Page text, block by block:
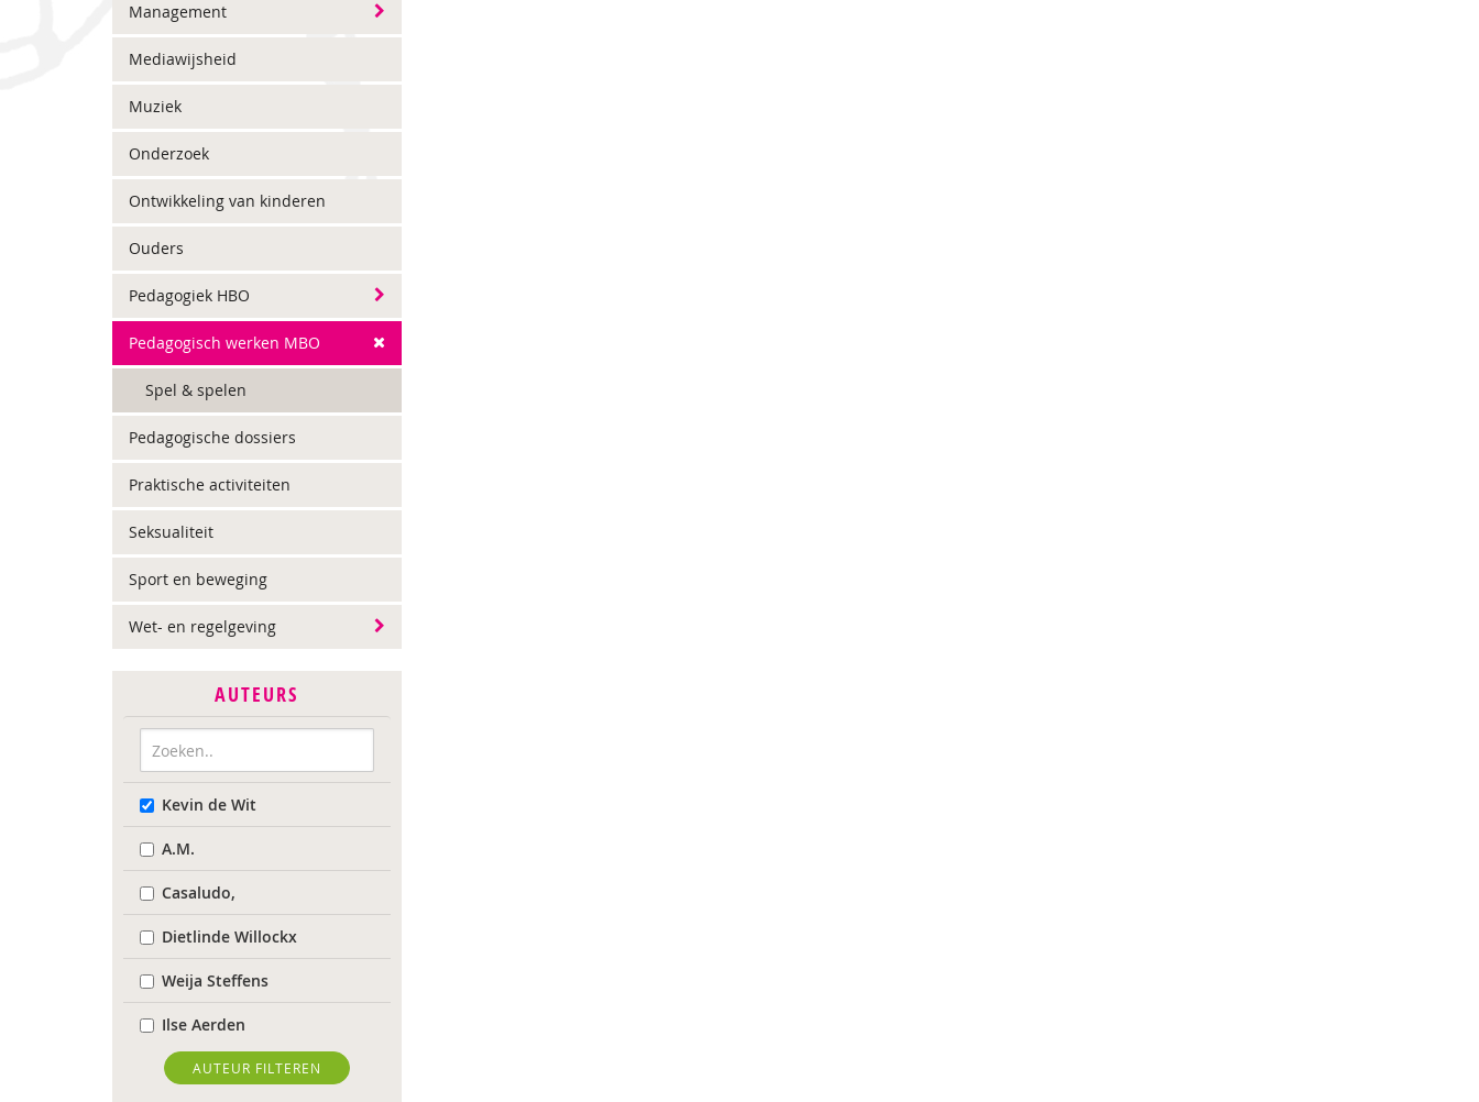
Management
Mediawijsheid
Muziek
Onderzoek
Ontwikkeling van kinderen
Ouders
Pedagogiek HBO
Pedagogisch werken MBO
Spel & spelen
Pedagogische dossiers
Praktische activiteiten
Seksualiteit
Sport en beweging
Wet- en regelgeving
AUTEURS
Kevin de Wit
A.M.
Casaludo,
Dietlinde Willockx
Weija Steffens
Ilse Aerden
Pauline van Aken
AUTEUR FILTEREN